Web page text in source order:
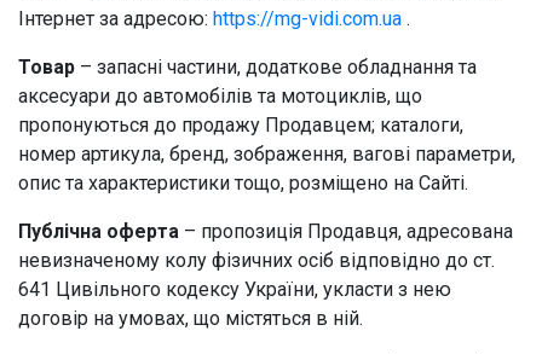
Інтернет за адресою: https://mg-vidi.com.ua .
Товар – запасні частини, додаткове обладнання та
аксесуари до автомобілів та мотоциклів, що
пропонуються до продажу Продавцем; каталоги,
номер артикула, бренд, зображення, вагові параметри,
опис та характеристики тощо, розміщено на Сайті.
Публічна оферта – пропозиція Продавця, адресована
невизначеному колу фізичних осіб відповідно до ст.
641 Цивільного кодексу України, укласти з нею
договір на умовах, що містяться в ній.